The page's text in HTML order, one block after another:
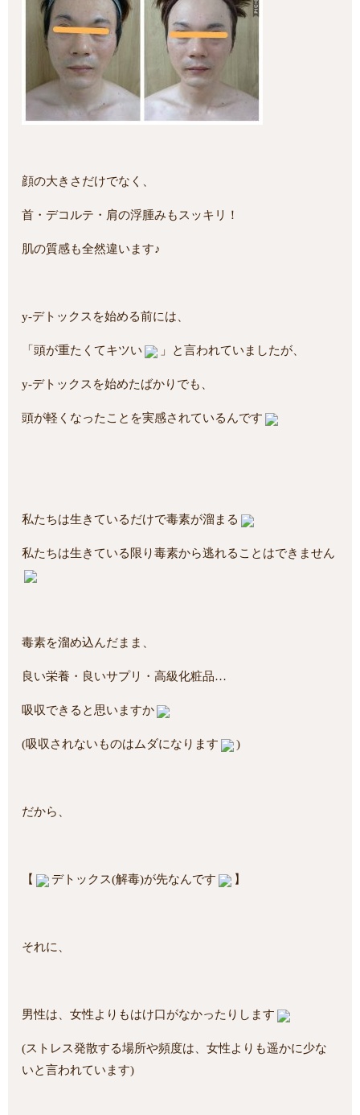
顔の大きさだけでなく、
首・デコルテ・肩の浮腫みもスッキリ！
肌の質感も全然違います♪
y-デトックスを始める前には、
「頭が重たくてキツい 」と言われていましたが、
y-デトックスを始めたばかりでも、
頭が軽くなったことを実感されているんです
私たちは生きているだけで毒素が溜まる
私たちは生きている限り毒素から逃れることはできません
毒素を溜め込んだまま、
良い栄養・良いサプリ・高級化粧品…
吸収できると思いますか
(吸収されないものはムダになります )
だから、
【 デトックス(解毒)が先なんです 】
それに、
男性は、女性よりもはけ口がなかったりします
(ストレス発散する場所や頻度は、女性よりも遥かに少な
いと言われています)